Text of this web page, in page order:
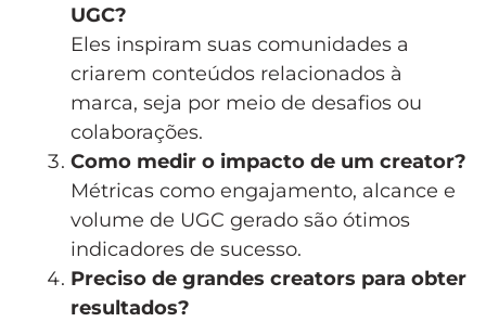
UGC?
Eles inspiram suas comunidades a
criarem conteúdos relacionados à
marca, seja por meio de desafios ou
colaborações.
Como medir o impacto de um creator?
Métricas como engajamento, alcance e
volume de UGC gerado são ótimos
indicadores de sucesso.
Preciso de grandes creators para obter
resultados?